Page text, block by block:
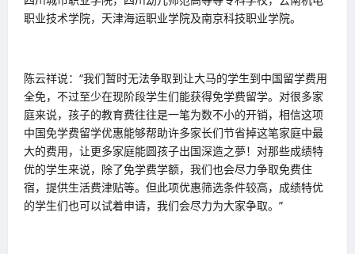
职业技术学院，天津海运职业学院及南京科技职业学院。
陈云祥说：“我们暂时无法争取到让大马的学生到中国留学费用
全免，不过至少在现阶段学生们能获得免学费留学。对很多家
庭来说，孩子的教育费往往是一笔为数不小的开销，相信这项
中国免学费留学优惠能够帮助许多家长们节省掉这笔家庭中最
大的费用，让更多家庭能圆孩子出国深造之夢！对那些成绩特
优的学生来说，除了免学费学额，我们也会尽力争取免费住
宿，提供生活费津贴等。但此项优惠筛选条件较高，成绩特优
的学生们也可以试着申请，我们会尽力为大家争取。”